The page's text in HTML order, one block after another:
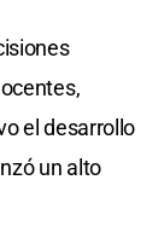
el desarrollo
un alto